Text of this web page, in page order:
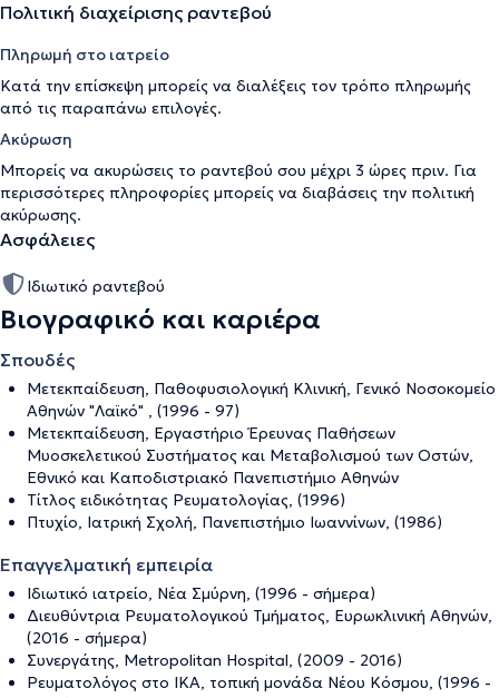
Πολιτική διαχείρισης ραντεβού
Πληρωμή στο ιατρείο
Κατά την επίσκεψη μπορείς να διαλέξεις τον τρόπο πληρωμής
από τις παραπάνω επιλογές.
Ακύρωση
Μπορείς να ακυρώσεις το ραντεβού σου μέχρι 3 ώρες πριν. Για
περισσότερες πληροφορίες μπορείς να διαβάσεις την πολιτική
ακύρωσης.
Ασφάλειες
Ιδιωτικό ραντεβού
Βιογραφικό και καριέρα
Σπουδές
Μετεκπαίδευση, Παθοφυσιολογική Kλινική, Γενικό Νοσοκομείο
Αθηνών "Λαϊκό" , (1996 - 97)
Μετεκπαίδευση, Εργαστήριο Έρευνας Παθήσεων
Μυοσκελετικού Συστήματος και Μεταβολισμού των Οστών,
Εθνικό και Καποδιστριακό Πανεπιστήμιο Αθηνών
Τίτλος ειδικότητας Ρευματολογίας, (1996)
Πτυχίο, Ιατρική Σχολή, Πανεπιστήμιο Ιωαννίνων, (1986)
Επαγγελματική εμπειρία
Ιδιωτικό ιατρείο, Νέα Σμύρνη, (1996 - σήμερα)
Διευθύντρια Ρευματολογικού Τμήματος, Ευρωκλινική Αθηνών,
(2016 - σήμερα)
Συνεργάτης, Metropolitan Hospital, (2009 - 2016)
Ρευματολόγος στο ΙΚΑ, τοπική μονάδα Νέου Κόσμου, (1996 -